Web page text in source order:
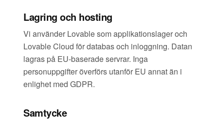
Lagring och hosting
Vi använder Lovable som applikationslager och
Lovable Cloud för databas och inloggning. Datan
lagras på EU-baserade servrar. Inga
personuppgifter överförs utanför EU annat än i
enlighet med GDPR.
Samtycke